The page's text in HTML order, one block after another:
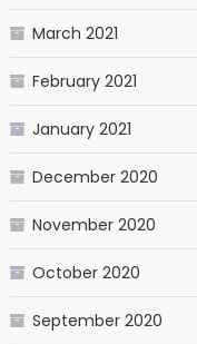
March 2021
February 2021
January 2021
December 2020
November 2020
October 2020
September 2020